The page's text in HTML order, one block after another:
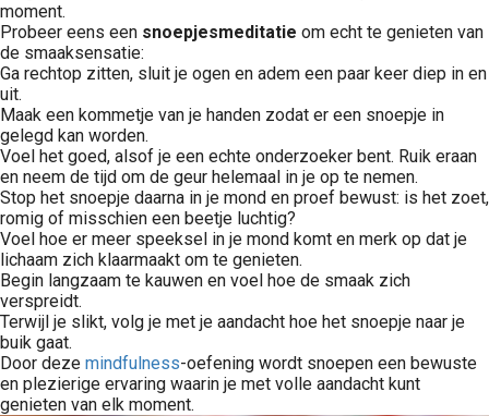
moment.
Probeer eens een snoepjesmeditatie om echt te genieten van
de smaaksensatie:
Ga rechtop zitten, sluit je ogen en adem een paar keer diep in en
uit.
Maak een kommetje van je handen zodat er een snoepje in
gelegd kan worden.
Voel het goed, alsof je een echte onderzoeker bent. Ruik eraan
en neem de tijd om de geur helemaal in je op te nemen.
Stop het snoepje daarna in je mond en proef bewust: is het zoet,
romig of misschien een beetje luchtig?
Voel hoe er meer speeksel in je mond komt en merk op dat je
lichaam zich klaarmaakt om te genieten.
Begin langzaam te kauwen en voel hoe de smaak zich
verspreidt.
Terwijl je slikt, volg je met je aandacht hoe het snoepje naar je
buik gaat.
Door deze mindfulness-oefening wordt snoepen een bewuste
en plezierige ervaring waarin je met volle aandacht kunt
genieten van elk moment.